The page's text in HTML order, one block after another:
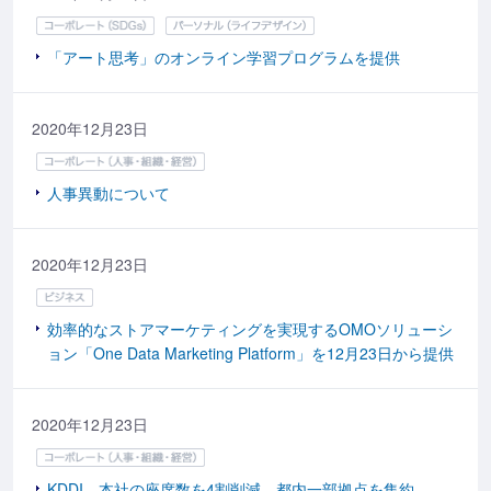
「アート思考」のオンライン学習プログラムを提供
2020年12月23日
人事異動について
2020年12月23日
効率的なストアマーケティングを実現するOMOソリューシ
ョン「One Data Marketing Platform」を12月23日から提供
2020年12月23日